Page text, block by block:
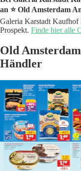
an ⭐️ Old Amsterdam
Galeria Karstadt Kaufhof
Prospekt. Finde hier alle
Old
Händler